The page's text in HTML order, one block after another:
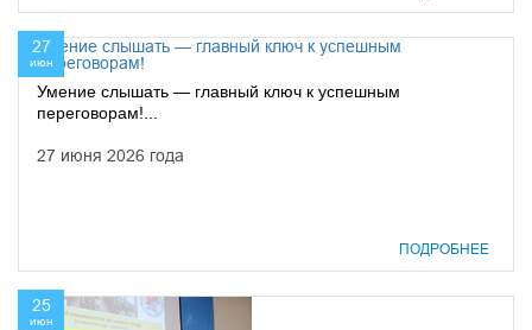
27
июн
Умение слышать — главный ключ к успешным
переговорам!...
27 июня 2026 года
ПОДРОБНЕЕ
25
июн